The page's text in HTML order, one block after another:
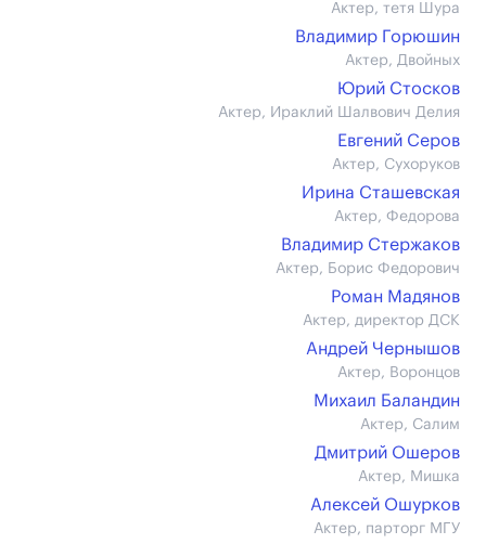
Актер, тетя Шура
Владимир Горюшин
Актер, Двойных
Юрий Стосков
Актер, Ираклий Шалвович Делия
Евгений Серов
Актер, Сухоруков
Ирина Сташевская
Актер, Федорова
Владимир Стержаков
Актер, Борис Федорович
Роман Мадянов
Актер, директор ДСК
Андрей Чернышов
Актер, Воронцов
Михаил Баландин
Актер, Салим
Дмитрий Ошеров
Актер, Мишка
Алексей Ошурков
Актер, парторг МГУ